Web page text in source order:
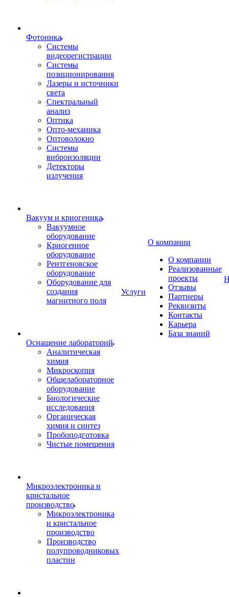
Фотоника
Cистемы
видеорегистрации
Системы
позиционирования
Лазеры и источники
света
Спектральный
анализ
Оптика
Опто-механика
Оптоволокно
Системы
виброизоляции
Детекторы
излучения
Вакуум и криогеника
Вакуумное
оборудование
Криогенное
оборудование
Рентгеновское
оборудование
Оборудование для
создания
магнитного поля
Оснащение лабораторий
Аналитическая
химия
Микроскопия
Общелабораторное
оборудование
Биологические
исследования
Органическая
химия и синтез
Пробоподготовка
Чистые помещения
Микроэлектроника и
кристальное
производство
Микроэлектроника
и кристальное
производство
Производство
полупроводниковых
пластин
Услуги
О компании
О компании
Реализованные
проекты
Отзывы
Партнеры
Реквизиты
Контакты
Карьера
База знаний